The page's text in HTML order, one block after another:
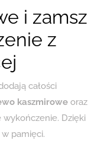
i zamsz
z
całości
kaszmirowe oraz
wykończenie. Dzięki
pamięci.